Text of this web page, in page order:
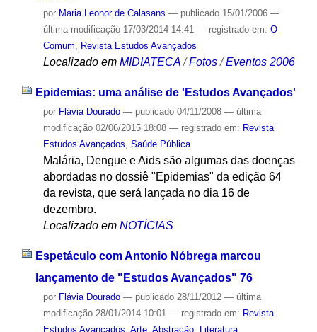
por Maria Leonor de Calasans — publicado15/01/2006 —
última modificação17/03/2014 14:41 — registrado em: O
Comum, Revista Estudos Avançados
Localizado em MIDIATECA /Fotos /Eventos 2006
Epidemias: uma análise de 'Estudos Avançados'
por Flávia Dourado — publicado04/11/2008 — última
modificação02/06/2015 18:08 — registrado em: Revista
Estudos Avançados Saúde Pública
Malária, Dengue e Aids são algumas das doenças
abordadas no dossiê "Epidemias" da edição 64
da revista, que será lançada no dia 16 de
dezembro.
Localizado em NOTÍCIAS
Espetáculo com Antonio Nóbrega marcou
lançamento de "Estudos Avançados" 76
por Flávia Dourado — publicado28/11/2012 — última
modificação28/01/2014 10:01 — registrado em: Revista
Estudos Avançados Arte, Abstração, Literatura